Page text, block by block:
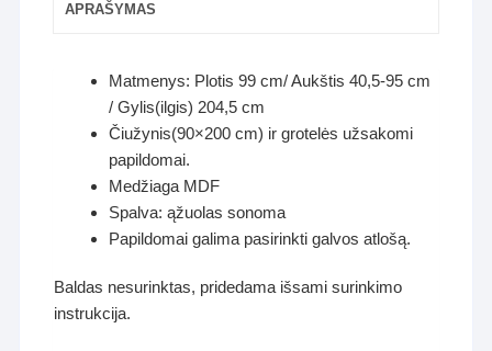
APRAŠYMAS
Matmenys: Plotis 99 cm/ Aukštis 40,5-95 cm
/ Gylis(ilgis) 204,5 cm
Čiužynis(90×200 cm) ir grotelės užsakomi
papildomai.
Medžiaga MDF
Spalva: ąžuolas sonoma
Papildomai galima pasirinkti galvos atlošą.
Baldas nesurinktas, pridedama išsami surinkimo
instrukcija.